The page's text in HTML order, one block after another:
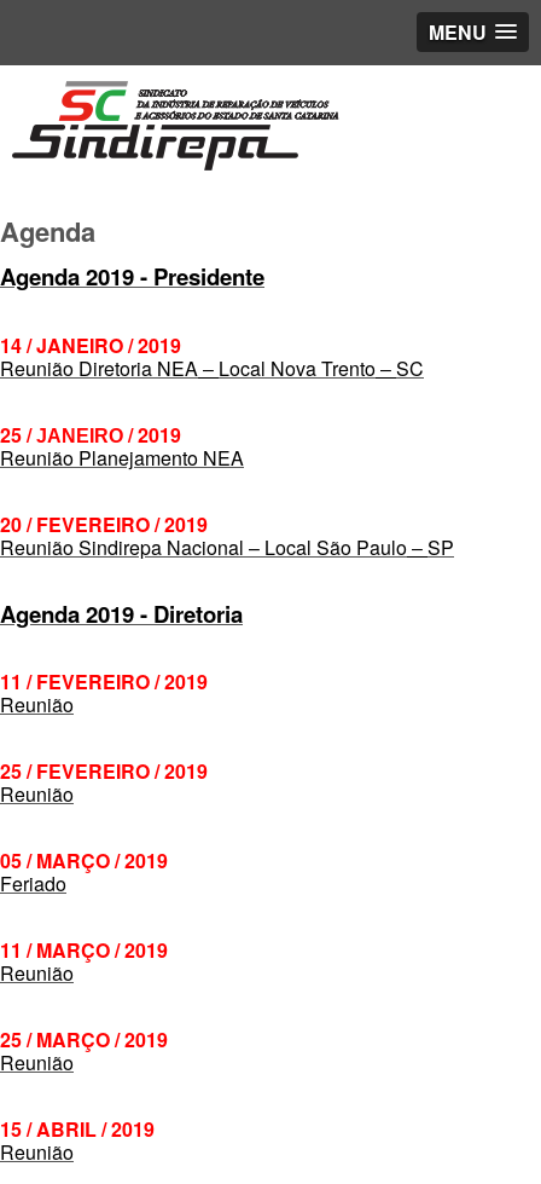
MENU
Agenda
Agenda 2019 - Presidente
14 / JANEIRO / 2019
Reunião Diretoria NEA – Local Nova Trento – SC
25 /JANEIRO / 2019
Reunião Planejamento NEA
20 / FEVEREIRO / 2019
Reunião Sindirepa Nacional – Local São Paulo – SP
Agenda 2019 - Diretoria
11 / FEVEREIRO / 2019
Reunião
25 / FEVEREIRO / 2019
Reunião
05 / MARÇO / 2019
Feriado
11 / MARÇO / 2019
Reunião
25 / MARÇO / 2019
Reunião
15 / ABRIL / 2019
Reunião